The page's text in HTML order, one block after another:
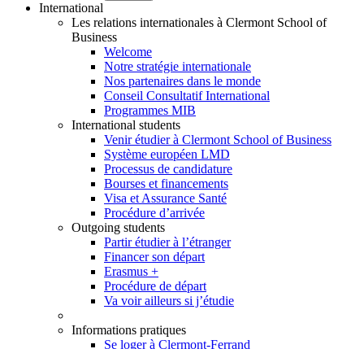
International
Les relations internationales à Clermont School of
Business
Welcome
Notre stratégie internationale
Nos partenaires dans le monde
Conseil Consultatif International
Programmes MIB
International students
Venir étudier à Clermont School of Business
Système européen LMD
Processus de candidature
Bourses et financements
Visa et Assurance Santé
Procédure d’arrivée
Outgoing students
Partir étudier à l’étranger
Financer son départ
Erasmus +
Procédure de départ
Va voir ailleurs si j’étudie
Informations pratiques
Se loger à Clermont-Ferrand